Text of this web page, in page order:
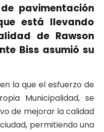
pavimentación
está llevando
de Rawson
Biss asumió su
la que el esfuerzo de
Municipalidad, se
de mejorar la calidad
permitiendo una